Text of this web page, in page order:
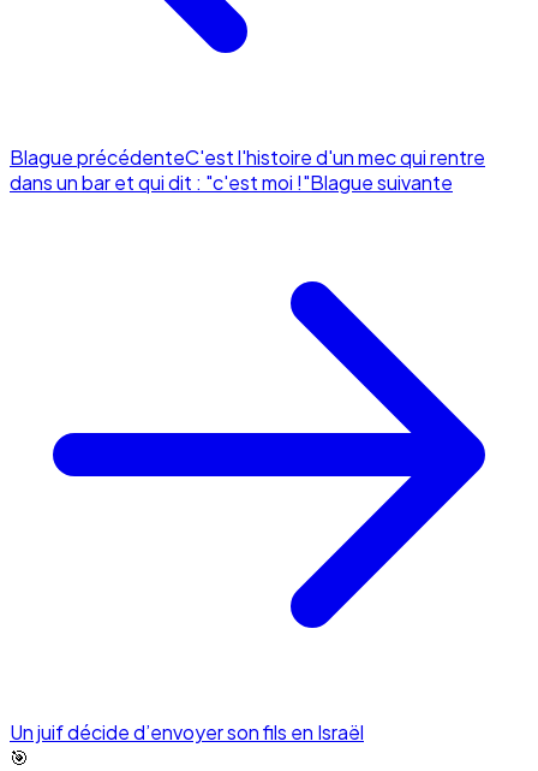
Blague précédenteC'est l'histoire d'un mec qui rentre
dans un bar et qui dit : "c'est moi !"Blague suivante
Un juif décide d’envoyer son fils en Israël
🎯